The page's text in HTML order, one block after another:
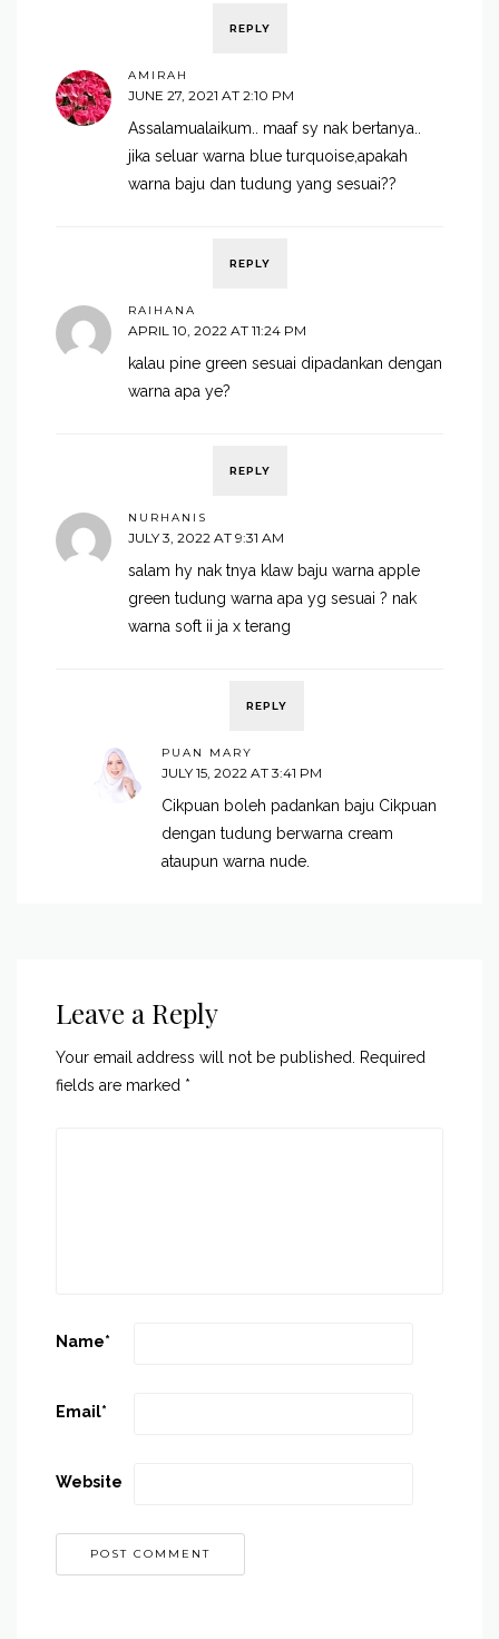
REPLY
AMIRAH
JUNE 27, 2021 AT 2:10 PM
Assalamualaikum.. maaf sy nak bertanya..
jika seluar warna blue turquoise,apakah
warna baju dan tudung yang sesuai??
REPLY
RAIHANA
APRIL 10, 2022 AT 11:24 PM
kalau pine green sesuai dipadankan dengan
warna apa ye?
REPLY
NURHANIS
JULY 3, 2022 AT 9:31 AM
salam hy nak tnya klaw baju warna apple
green tudung warna apa yg sesuai ? nak
warna soft ii ja x terang
REPLY
PUAN MARY
JULY 15, 2022 AT 3:41 PM
Cikpuan boleh padankan baju Cikpuan
dengan tudung berwarna cream
ataupun warna nude.
Leave a Reply
Your email address will not be published.
Required
fields are marked *
Name*
Email*
Website